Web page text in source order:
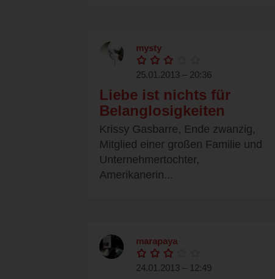
mysty
25.01.2013 – 20:36
Liebe ist nichts für
Belanglosigkeiten
Krissy Gasbarre, Ende zwanzig,
Mitglied einer großen Familie und
Unternehmertochter,
Amerikanerin...
marapaya
24.01.2013 – 12:49